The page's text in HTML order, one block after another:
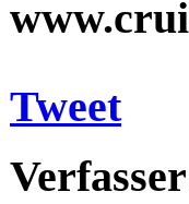
Tweet